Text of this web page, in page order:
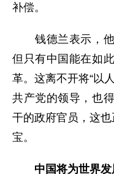
补偿。
钱德兰表示，他
但只有中国能在如
革。这离不开将“以
共产党的领导，也
干的政府官员，这也
宝。
中国将为世界